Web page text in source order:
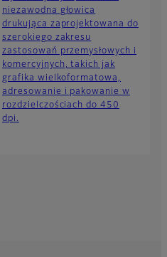
niezawodna głowica
drukująca zaprojektowana do
szerokiego zakresu
zastosowań przemysłowych i
komercyjnych, takich jak
grafika wielkoformatowa,
adresowanie i pakowanie w
rozdzielczościach do 450
dpi.